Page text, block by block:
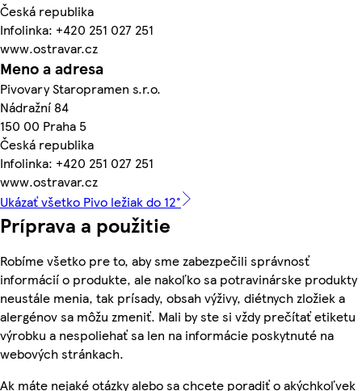
Česká republika
Infolinka: +420 251 027 251
www.ostravar.cz
Meno a adresa
Pivovary Staropramen s.r.o.
Nádražní 84
150 00 Praha 5
Česká republika
Infolinka: +420 251 027 251
www.ostravar.cz
Ukázať všetko Pivo ležiak do 12°
Príprava a použitie
Robíme všetko pre to, aby sme zabezpečili správnosť
informácií o produkte, ale nakoľko sa potravinárske produkty
neustále menia, tak prísady, obsah výživy, diétnych zložiek a
alergénov sa môžu zmeniť. Mali by ste si vždy prečítať etiketu
výrobku a nespoliehať sa len na informácie poskytnuté na
webových stránkach.
Ak máte nejaké otázky alebo sa chcete poradiť o akýchkoľvek